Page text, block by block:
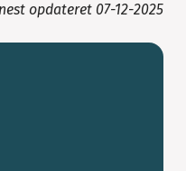
opdateret 07-12-2025